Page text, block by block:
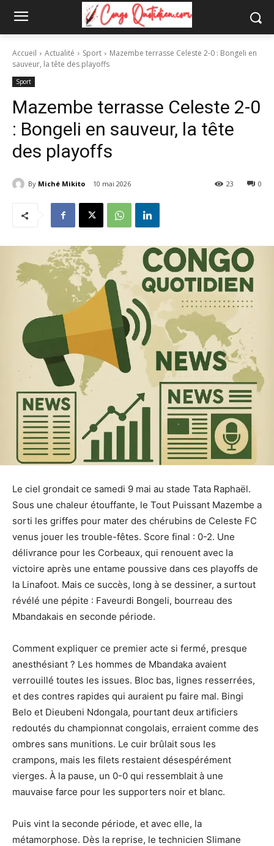
Accueil Actualité Sport
Mazembe terrasse Celeste 2-0 : Bongeli en
sauveur, la tête des playoffs
Sport
Mazembe terrasse Celeste 2-0
: Bongeli en sauveur, la tête
des playoffs
By Miché Mikito 10 mai 2026 0
23
Le ciel grondait ce samedi 9 mai au stade Tata Raphaël.
Sous une chaleur étouffante, le Tout Puissant Mazembe a
sorti les griffes pour mater des chérubins de Celeste FC
venus jouer les trouble-fêtes. Score final : 0-2. Une
délivrance pour les Corbeaux, qui renouent avec la
victoire après une entame poussive dans ces playoffs de
la Linafoot. Mais ce succès, long à se dessiner, a surtout
révélé une pépite : Faveurdi Bongeli, bourreau des
Mbandakais en seconde période.
Comment expliquer ce premier acte si fermé, presque
anesthésiant ? Les hommes de Mbandaka avaient
verrouillé toutes les issues. Bloc bas, lignes resserrées,
et des contres rapides qui auraient pu faire mal. Bingi
Belo et Dieubeni Ndongala, pourtant deux artificiers
redoutés du championnat congolais, erraient comme des
ombres sans munitions. Le cuir brûlait sous les
crampons, mais les filets restaient désespérément
vierges. À la pause, un 0-0 qui ressemblait à une
mauvaise farce pour les supporters noir et blanc.
Puis vint la seconde période, et avec elle, la
métamorphose. Dès la reprise, le technicien Slimane